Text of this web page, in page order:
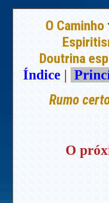
O Caminho
Doutrina
Índice |
Rumo
O